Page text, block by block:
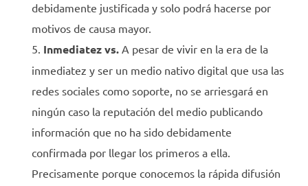
debidamente justificada y solo podrá hacerse por
motivos de causa mayor.
Inmediatez vs. A pesar de vivir en la era de la
inmediatez y ser un medio nativo digital que usa las
redes sociales como soporte, no se arriesgará en
ningún caso la reputación del medio publicando
información que no ha sido debidamente
confirmada por llegar los primeros a ella.
Precisamente porque conocemos la rápida difusión